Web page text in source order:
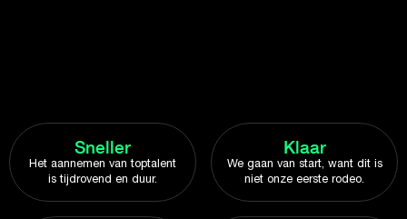
Sneller
Het aannemen van toptalent
is tijdrovend en duur.
Klaar
We gaan van start, want dit is
niet onze eerste rodeo.